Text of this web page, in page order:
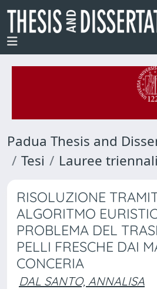
Padua Thesis and
Tesi
Lauree triennali
RISOLUZIONE
ALGORITMO
PROBLEMA DEL
PELLI FRESCHE DAI
CONCERIA
DAL SANTO, ANNALISA